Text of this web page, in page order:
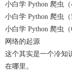
小白学 Python 爬虫
小白学 Python 爬虫
小白学 Python 爬虫
网络的起源
这个其实是一个冷知
在哪里。